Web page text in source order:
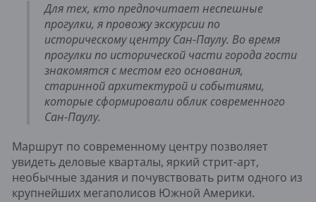
Для тех, кто предпочитает неспешные
прогулки, я провожу экскурсии по
историческому центру Сан-Паулу. Во время
прогулки по исторической части города гости
знакомятся с местом его основания,
старинной архитектурой и событиями,
которые сформировали облик современного
Сан-Паулу.
Маршрут по современному центру позволяет
увидеть деловые кварталы, яркий стрит-арт,
необычные здания и почувствовать ритм одного из
крупнейших мегаполисов Южной Америки.